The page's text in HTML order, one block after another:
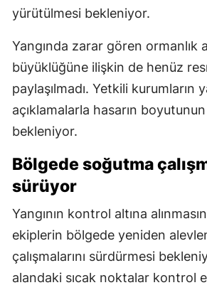
yürütülmesi bekleniyor.
Yangında zarar gören ormanlık
büyüklüğüne ilişkin de henüz
paylaşılmadı. Yetkili kurumların
açıklamalarla hasarın
bekleniyor.
Bölgede soğutma
sürüyor
Yangının kontrol altına
ekiplerin bölgede yeniden
çalışmalarını sürdürmesi
alandaki sıcak noktalar kontrol